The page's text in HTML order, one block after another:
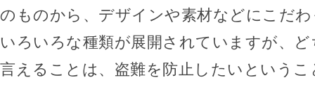
のものから、デザインや素材などにこだ
いろいろな種類が展開されていますが、
言えることは、盗難を防止したいという